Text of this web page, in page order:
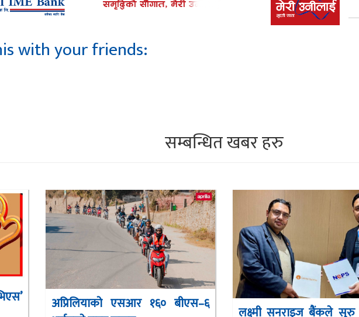
with your friends:
सम्बन्धित खबर हरु
अप्रिलियाको एसआर १६० बीएस–६